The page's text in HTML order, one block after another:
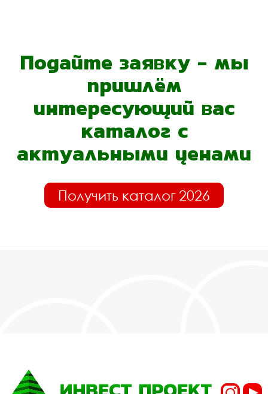
Подайте заявку - мы
пришлём
интересующий вас
каталог с
актуальными ценами
Получить каталог 2026